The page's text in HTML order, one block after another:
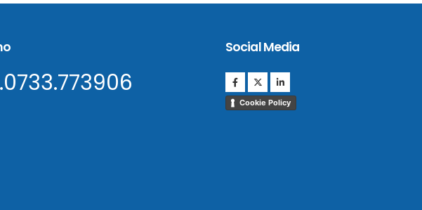
Social Media
Cookie Policy